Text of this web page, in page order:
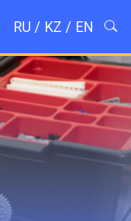
RU / KZ / EN